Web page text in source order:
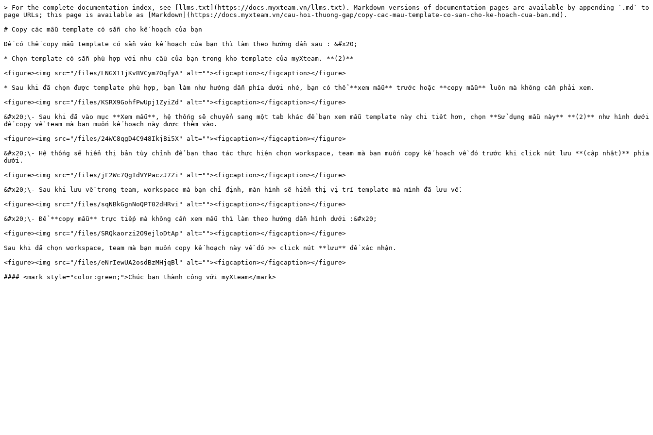
> For the complete documentation index, see [llms.txt](https://docs.myxteam.vn/llms.txt). Markdown versions of documentation pages are available by appending `.md` to
page URLs; this page is available as [Markdown](https://docs.myxteam.vn/cau-hoi-thuong-gap/copy-cac-mau-template-co-san-cho-ke-hoach-cua-ban.md).
# Copy các mẫu template có sẵn cho kế hoạch của bạn
Để có thể copy mẫu template có sẵn vào kế hoạch của bạn thì làm theo hướng dẫn sau : &#x20;
* Chọn template có sẵn phù hợp với nhu cầu của bạn trong kho template của myXteam. **(2)**
<figure><img src="/files/LNGX11jKvBVCym7OqfyA" alt=""><figcaption></figcaption></figure>
* Sau khi đã chọn được template phù hợp, bạn làm như hướng dẫn phía dưới nhé, bạn có thể **xem mẫu** trước hoặc **copy mẫu** luôn mà không cần phải xem.
<figure><img src="/files/KSRX9GohfPwUpj1ZyiZd" alt=""><figcaption></figcaption></figure>
&#x20;\- Sau khi đã vào mục **Xem mẫu**, hệ thống sẽ chuyển sang một tab khác để bạn xem mẫu template này chi tiết hơn, chọn **Sử dụng mẫu này** **(2)** như hình dưới
để copy về team mà bạn muốn kế hoạch này được thêm vào.
<figure><img src="/files/24WC8qgD4C948IkjBi5X" alt=""><figcaption></figcaption></figure>
&#x20;\- Hệ thống sẽ hiển thị bản tùy chỉnh để bạn thao tác thực hiện chọn workspace, team mà bạn muốn copy kế hoạch về đó trước khi click nút lưu **(cập nhật)** phía
dưới.
<figure><img src="/files/jF2Wc7QgIdVYPaczJ7Zi" alt=""><figcaption></figcaption></figure>
&#x20;\- Sau khi lưu về trong team, workspace mà bạn chỉ định, màn hình sẽ hiển thị vị trí template mà mình đã lưu về.
<figure><img src="/files/sqNBkGgnNoQPT02dHRvi" alt=""><figcaption></figcaption></figure>
&#x20;\- Để **copy mẫu** trực tiếp mà không cần xem mẫu thì làm theo hướng dẫn hình dưới :&#x20;
<figure><img src="/files/SRQkaorzi2O9ejloDtAp" alt=""><figcaption></figcaption></figure>
Sau khi đã chọn workspace, team mà bạn muốn copy kế hoạch này về đó >> click nút **lưu** để xác nhận.
<figure><img src="/files/eNrIewUA2osdBzMHjqBl" alt=""><figcaption></figcaption></figure>